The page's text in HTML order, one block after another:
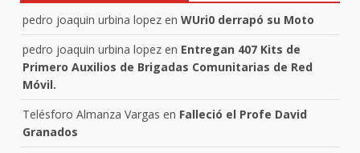
pedro joaquin urbina lopez en WUri0 derrapó su Moto
pedro joaquin urbina lopez en Entregan 407 Kits de
Primero Auxilios de Brigadas Comunitarias de Red
Móvil.
Telésforo Almanza Vargas en Falleció el Profe David
Granados